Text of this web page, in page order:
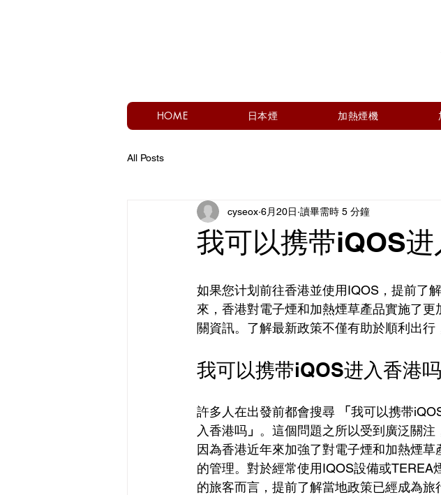
HOME 日本煙 加熱煙機
All Posts
我可以携带iQOS
cyseox 6月20日 讀畢需時 5 分鐘
如果您计划前往香港並使用IQOS，提前了
來，香港對電子煙和加熱煙草產品實施了
關資訊。了解最新政策不僅有助於順利出行
我可以携带iQOS进入香港吗
許多人在出發前都會搜尋 「 我可以携带
入香港吗 」 。這個問題之所以受到廣泛關注
因為香港近年來加強了對電子煙和加熱煙草
的管理。對於經常使用IQOS設備或TEREA
的旅客而言，提前了解當地政策已經成為旅